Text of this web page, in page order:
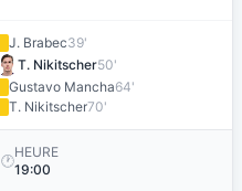
J. Brabec39'
T. Nikitscher50'
Gustavo Mancha64'
T. Nikitscher70'
🕐
HEURE
19:00